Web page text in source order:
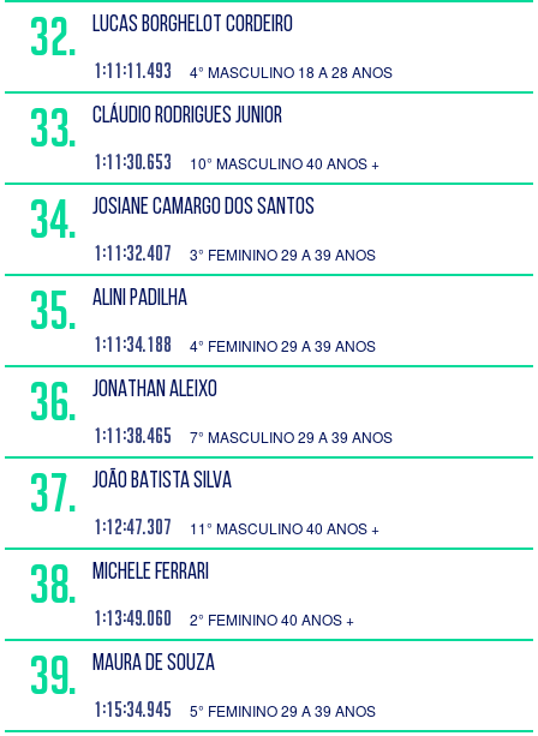
32. LUCAS BORGHELOT CORDEIRO
1:11:11.493 4° MASCULINO 18 A 28 ANOS
33. CLÁUDIO RODRIGUES JUNIOR
1:11:30.653 10° MASCULINO 40 ANOS +
34. JOSIANE CAMARGO DOS SANTOS
1:11:32.407 3° FEMININO 29 A 39 ANOS
35. ALINI PADILHA
1:11:34.188 4° FEMININO 29 A 39 ANOS
36. JONATHAN ALEIXO
1:11:38.465 7° MASCULINO 29 A 39 ANOS
37. JOÃO BATISTA SILVA
1:12:47.307 11° MASCULINO 40 ANOS +
38. MICHELE FERRARI
1:13:49.060 2° FEMININO 40 ANOS +
39. MAURA DE SOUZA
1:15:34.945 5° FEMININO 29 A 39 ANOS